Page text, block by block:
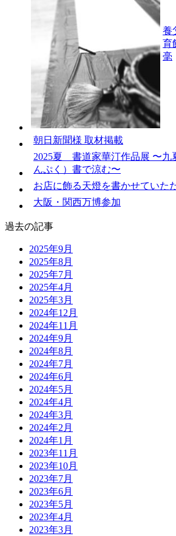
養
育
毫
朝日新聞様 取材掲載
2025夏 書道家華汀作品展 〜九
んぷく）書で涼む〜
お店に飾る天燈を書かせていた
大阪・関西万博参加
過去の記事
2025年9月
2025年8月
2025年7月
2025年4月
2025年3月
2024年12月
2024年11月
2024年9月
2024年8月
2024年7月
2024年6月
2024年5月
2024年4月
2024年3月
2024年2月
2024年1月
2023年11月
2023年10月
2023年7月
2023年6月
2023年5月
2023年4月
2023年3月